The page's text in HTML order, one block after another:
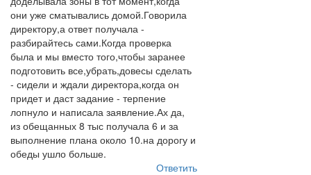
они уже сматывались домой.Говорила
директору,а ответ получала -
разбирайтесь сами.Когда проверка
была и мы вместо того,чтобы заранее
подготовить все,убрать,довесы сделать
- сидели и ждали директора,когда он
придет и даст задание - терпение
лопнуло и написала заявление.Ах да,
из обещанных 8 тыс получала 6 и за
выполнение плана около 10.на дорогу и
обеды ушло больше.
Ответить